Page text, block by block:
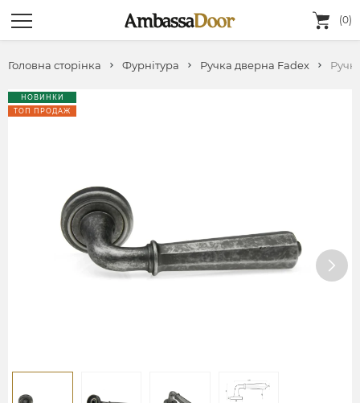
(0)
Головна сторінка Фурнітура Ручка дверна Fadeх
НОВИНКИ
ТОП ПРОДАЖ